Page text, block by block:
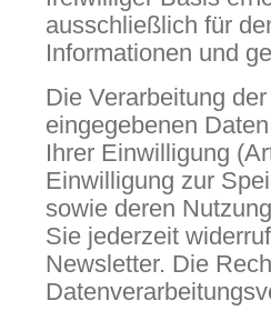
ausschließlich für
Informationen und
Die Verarbeitung
eingegebenen
Ihrer Einwilligung
Einwilligung zur
sowie deren
Sie jederzeit
Newsletter. Die